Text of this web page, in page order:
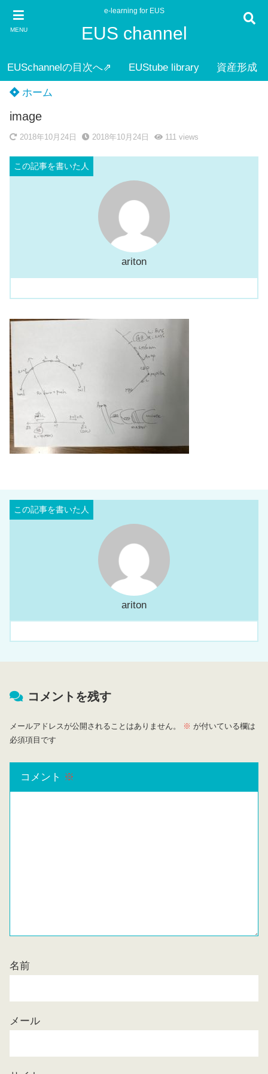
MENU
e-learning for EUS
EUS channel
EUSchannelの目次へ⇗ EUStube library 資産形成
ホーム
image
2018年10月24日 2018年10月24日 111views
ariton
ariton
コメントを残す
メールアドレスが公開されることはありません。 ※ が付いている欄は
必須項目です
コメント ※
名前
メール